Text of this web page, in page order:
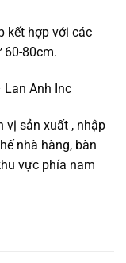
kết hợp với các
80cm.
Anh Inc
vị sản xuất , nhập
nhà hàng, bàn
vực phía nam